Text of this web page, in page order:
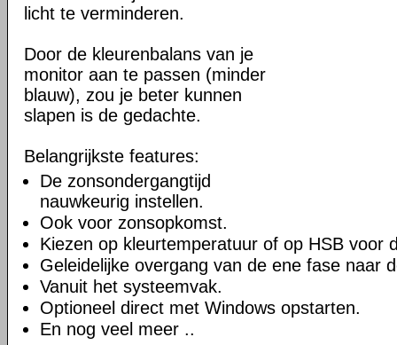
licht te verminderen.
Door de kleurenbalans van je
monitor aan te passen (minder
blauw), zou je beter kunnen
slapen is de gedachte.
Belangrijkste features:
De zonsondergangtijd
nauwkeurig instellen.
Ook voor zonsopkomst.
Kiezen op kleurtemperatuur of op HSB voor
Geleidelijke overgang van de ene fase naar
Vanuit het systeemvak.
Optioneel direct met Windows opstarten.
En nog veel meer ..